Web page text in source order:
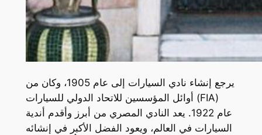
يرجع إنشاء نادي السيارات إلى عام 1905، وكان من
أوائل المؤسسين للاتحاد الدولي للسيارات (FIA)
عام 1922. يعد النادي المصري من أبرز وأقدم أندية
السيارات في العالم، ويعود الفضل الأكبر في إنشائه